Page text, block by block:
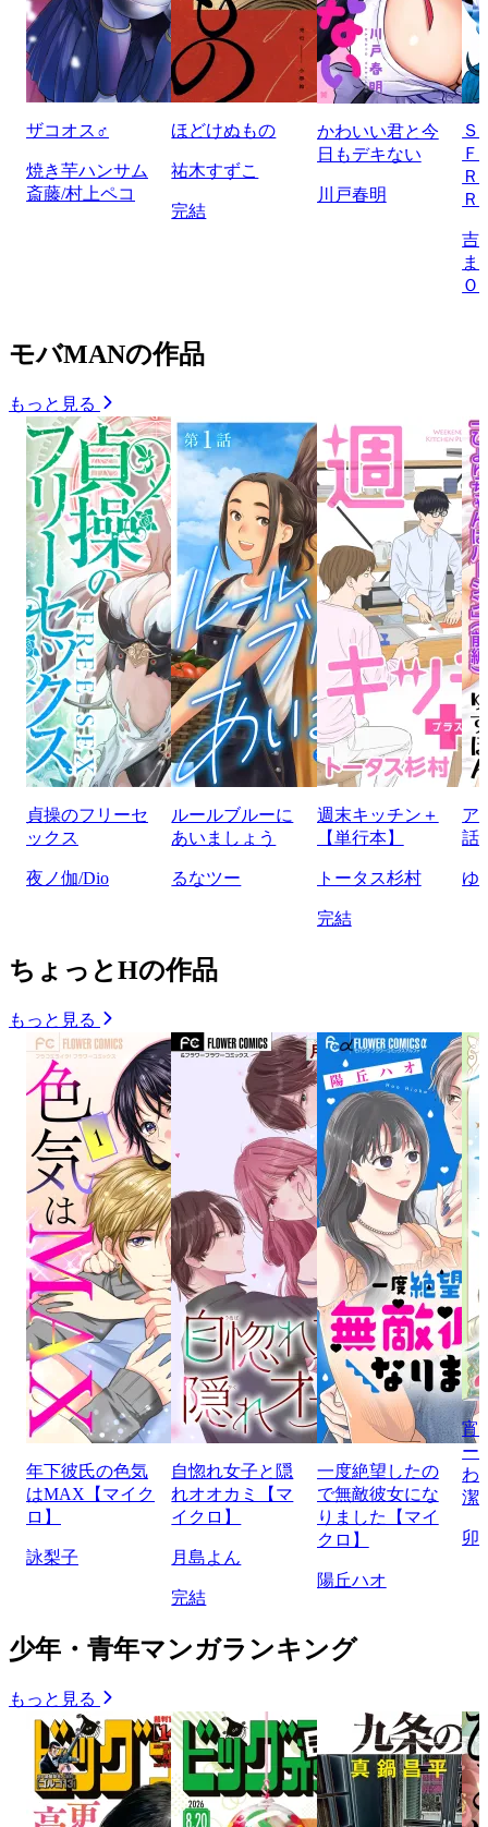
ザコオス♂
焼き芋ハンサム
斎藤/村上ペコ
ほどけぬもの
祐木すずこ
完結
かわいい君と今
日もデキない
川戸春明
Ｆ
Ｒ
吉
ま
Ｏ
モバMANの作品
もっと見る
貞操のフリーセ
ックス
夜ノ伽/Dio
ルールブルーに
あいましょう
るなツー
週末キッチン＋
【単行本】
トータス杉村
完結
ア
話
ゆ
ちょっとHの作品
もっと見る
年下彼氏の色気
はMAX【マイク
ロ】
詠梨子
自惚れ女子と隠
れオオカミ【マ
イクロ】
月島よん
完結
一度絶望したの
で無敵彼女にな
りました【マイ
クロ】
陽丘ハオ
宵
ー
わ
潔
卯
少年・青年マンガランキング
もっと見る